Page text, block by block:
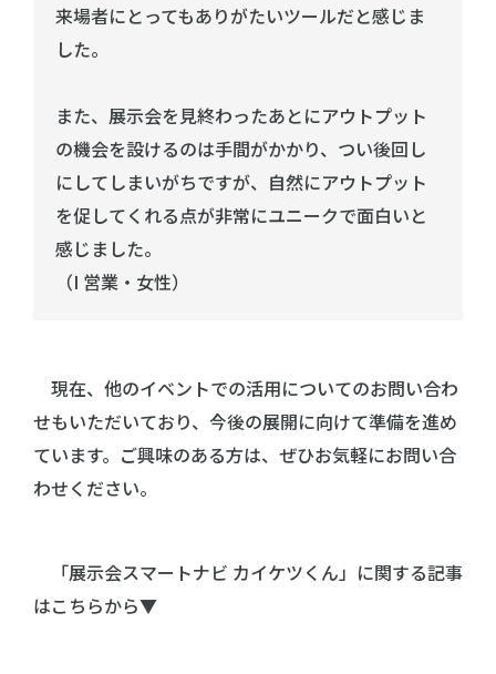
来場者にとってもありがたいツールだと感じま
した。
また、展示会を見終わったあとにアウトプット
の機会を設けるのは手間がかかり、つい後回し
にしてしまいがちですが、自然にアウトプット
を促してくれる点が非常にユニークで面白いと
感じました。
（I 営業・女性）
現在、他のイベントでの活用についてのお問い合わ
せもいただいており、今後の展開に向けて準備を進め
ています。ご興味のある方は、ぜひお気軽にお問い合
わせください。
「展示会スマートナビ カイケツくん」に関する記事
はこちらから▼